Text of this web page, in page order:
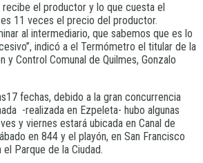
el productor y lo que cuesta el
11 veces el precio del productor.
al intermediario, que sabemos que es lo
indicó a el Termómetro el titular de la
y Control Comunal de Quilmes, Gonzalo
fechas, debido a la gran concurrencia
-realizada en Ezpeleta- hubo algunas
y viernes estará ubicada en Canal de
en 844 y el playón, en San Francisco
Parque de la Ciudad.